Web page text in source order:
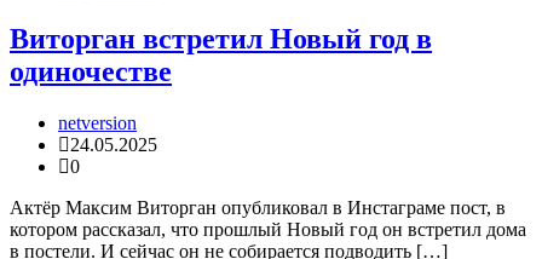
Виторган встретил Новый год в
одиночестве
netversion
24.05.2025
0
Актёр Максим Виторган опубликовал в Инстаграме пост, в
котором рассказал, что прошлый Новый год он встретил дома
в постели. И сейчас он не собирается подводить […]